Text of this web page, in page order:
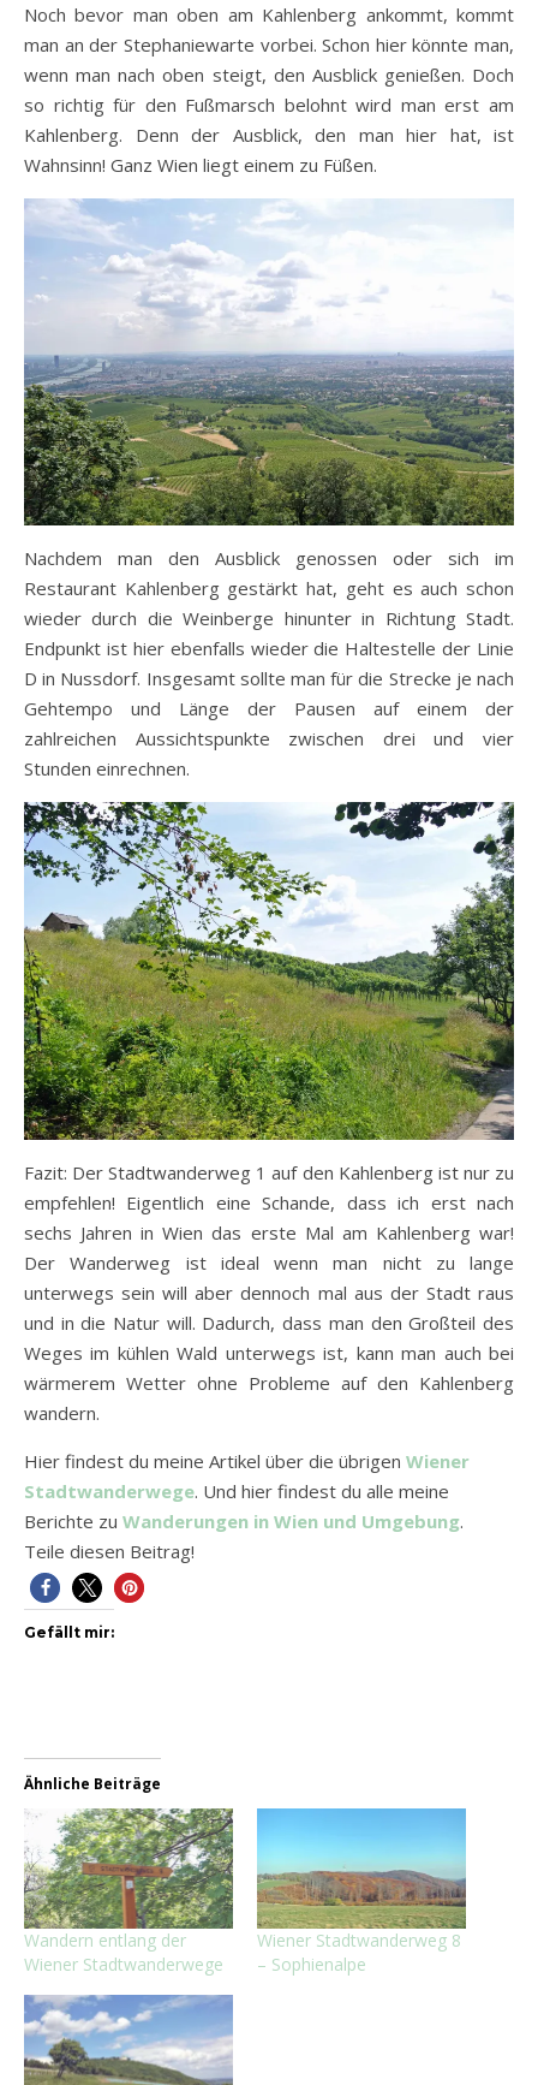
Noch bevor man oben am Kahlenberg ankommt, kommt
man an der Stephaniewarte vorbei. Schon hier könnte man,
wenn man nach oben steigt, den Ausblick genießen. Doch
so richtig für den Fußmarsch belohnt wird man erst am
Kahlenberg. Denn der Ausblick, den man hier hat, ist
Wahnsinn! Ganz Wien liegt einem zu Füßen.
Nachdem man den Ausblick genossen oder sich im
Restaurant Kahlenberg gestärkt hat, geht es auch schon
wieder durch die Weinberge hinunter in Richtung Stadt.
Endpunkt ist hier ebenfalls wieder die Haltestelle der Linie
D in Nussdorf. Insgesamt sollte man für die Strecke je nach
Gehtempo und Länge der Pausen auf einem der
zahlreichen Aussichtspunkte zwischen drei und vier
Stunden einrechnen.
Fazit: Der Stadtwanderweg 1 auf den Kahlenberg ist nur zu
empfehlen! Eigentlich eine Schande, dass ich erst nach
sechs Jahren in Wien das erste Mal am Kahlenberg war!
Der Wanderweg ist ideal wenn man nicht zu lange
unterwegs sein will aber dennoch mal aus der Stadt raus
und in die Natur will. Dadurch, dass man den Großteil des
Weges im kühlen Wald unterwegs ist, kann man auch bei
wärmerem Wetter ohne Probleme auf den Kahlenberg
wandern.
Hier findest du meine Artikel über die übrigen Wiener
Stadtwanderwege. Und hier findest du alle meine
Berichte zu Wanderungen in Wien und Umgebung.
Teile diesen Beitrag!
Gefällt mir:
Ähnliche Beiträge
Wandern entlang der
Wiener Stadtwanderwege
Wiener Stadtwanderweg 8
– Sophienalpe